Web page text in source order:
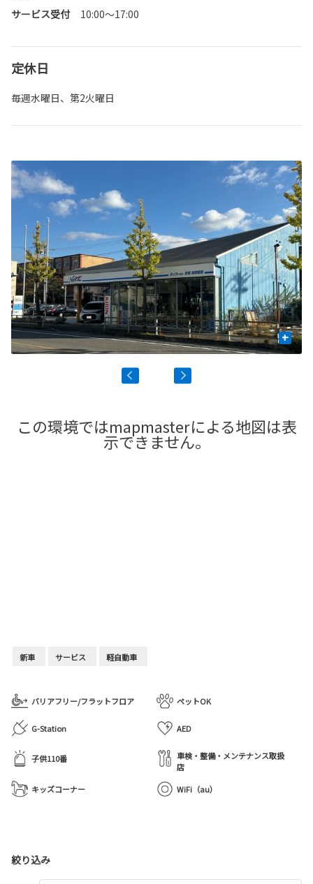
サービス受付 10:00～17:00
定休日
毎週水曜日、第2火曜日
+
新車 サービス 軽自動車
バリアフリー/フラットフロア ペットOK
G-Station AED
子供110番
車検・整備・メンテナンス取扱
店
キッズコーナー
WiFi（au）
この環境ではmapmasterによる地図は表
示できません。
絞り込み